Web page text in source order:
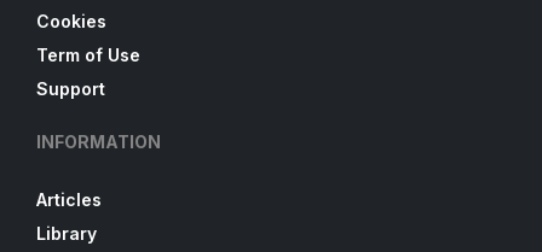
Cookies
Term of Use
Support
INFORMATION
Articles
Library